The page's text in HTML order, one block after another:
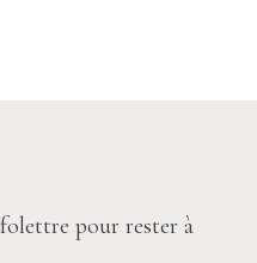
pour rester à